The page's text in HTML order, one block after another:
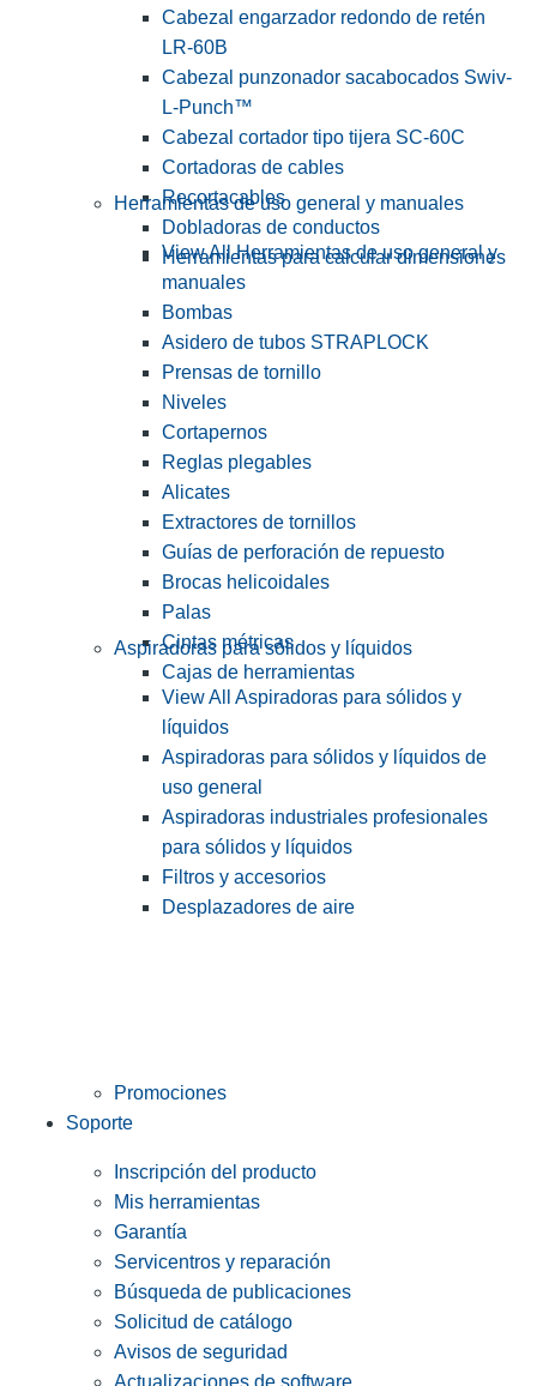
Cabezal engarzador redondo de retén
LR-60B
Cabezal punzonador sacabocados Swiv-
L-Punch™
Cabezal cortador tipo tijera SC-60C
Cortadoras de cables
Recortacables
Dobladoras de conductos
Herramientas para calcular dimensiones
Herramientas de uso general y manuales
View All Herramientas de uso general y
manuales
Bombas
Asidero de tubos STRAPLOCK
Prensas de tornillo
Niveles
Cortapernos
Reglas plegables
Alicates
Extractores de tornillos
Guías de perforación de repuesto
Brocas helicoidales
Palas
Cintas métricas
Cajas de herramientas
Aspiradoras para sólidos y líquidos
View All Aspiradoras para sólidos y
líquidos
Aspiradoras para sólidos y líquidos de
uso general
Aspiradoras industriales profesionales
para sólidos y líquidos
Filtros y accesorios
Desplazadores de aire
Promociones
Soporte
Inscripción del producto
Mis herramientas
Garantía
Servicentros y reparación
Búsqueda de publicaciones
Solicitud de catálogo
Avisos de seguridad